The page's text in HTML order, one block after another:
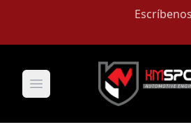
Escríbenos
Open main menu